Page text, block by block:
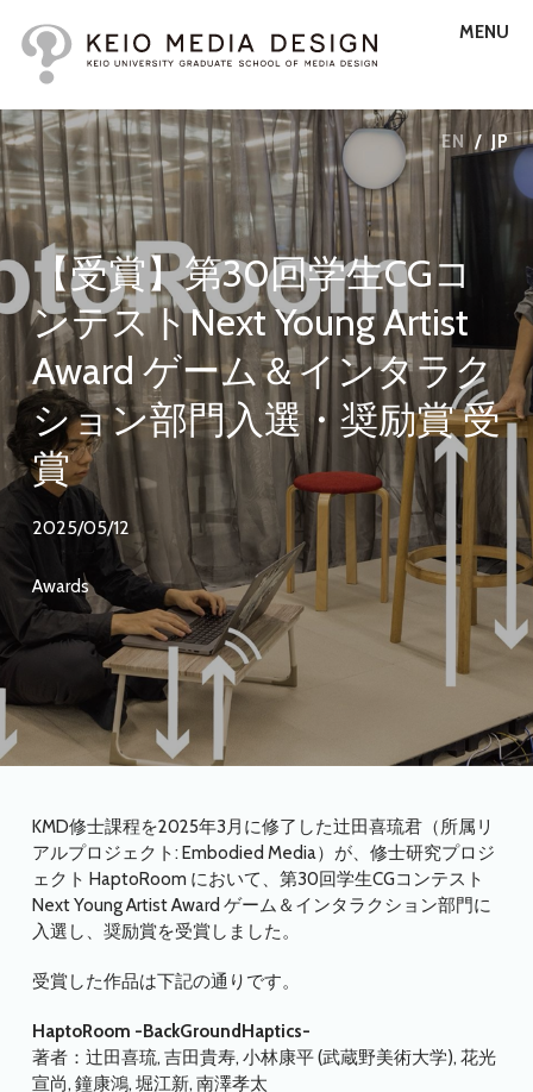
MENU
EN / JP
【受賞】第30回学生CGコ
ンテストNext Young Artist
Award ゲーム＆インタラク
ション部門入選・奨励賞 受
賞
2025/05/12
Awards
KMD修士課程を2025年3月に修了した辻田喜琉君（所属リ
アルプロジェクト: Embodied Media）が、修士研究プロジ
ェクト HaptoRoom において、第30回学生CGコンテスト
Next Young Artist Award ゲーム＆インタラクション部門に
入選し、奨励賞を受賞しました。
受賞した作品は下記の通りです。
HaptoRoom -BackGroundHaptics-
著者：辻田喜琉, 吉田貴寿, 小林康平 (武蔵野美術大学), 花光
宣尚, 鐘康鴻, 堀江新, 南澤孝太